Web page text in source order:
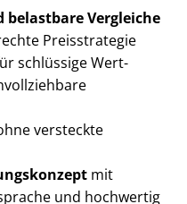
Vergleiche
Preisstrategie
schlüssige Wert­
versteckte
mit
und hochwertig